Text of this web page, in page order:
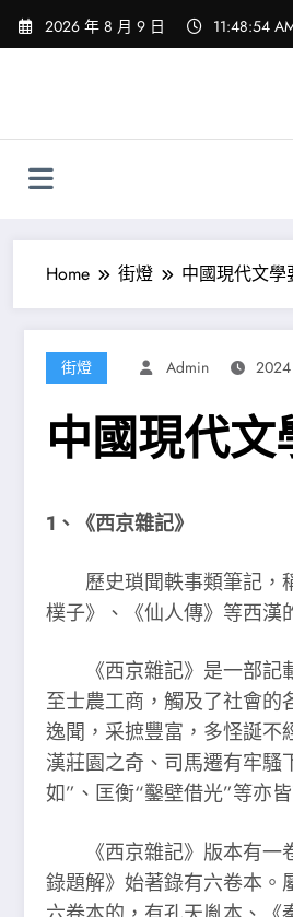
Skip
2026 年 8 月 9 日 11:48:55
Home 街燈 中國現代文
街燈 Admin
中國現代
1、《西京雜記》
歷史瑣聞軼事類筆記，稱
樸子》、《仙人傳》等西漢
《西京雜記》是一部記載
至士農工商，觸及了社會
逸聞，采摭豐富，多怪誕不
漢莊園之奇、司馬遷有牢騷
如”、匡衡“鑿壁借光”等亦
《西京雜記》版本有一卷
錄題解》始著錄有六卷本。